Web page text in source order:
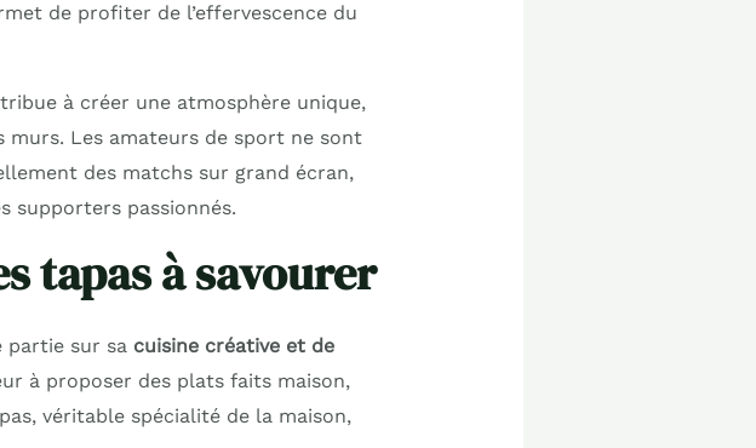
de profiter de l’effervescence du
à créer une atmosphère unique,
Les amateurs de sport ne sont
des matchs sur grand écran,
supporters passionnés.
tapas à savourer
partie sur sa cuisine créative et de
à proposer des plats faits maison,
véritable spécialité de la maison,